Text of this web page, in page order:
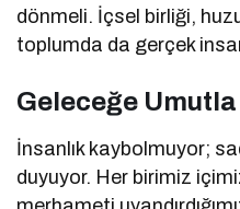
dönmeli. İçsel birliği,
toplumda da gerçek
Geleceğe
İnsanlık kaybolmuyor;
duyuyor. Her birimiz